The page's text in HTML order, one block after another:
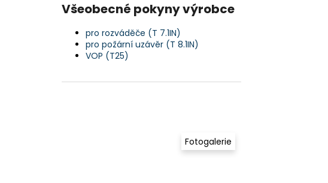
Všeobecné pokyny výrobce
pro rozváděče (T 7.1IN)
pro požární uzávěr (T 8.1IN)
VOP (T25)
Fotogalerie